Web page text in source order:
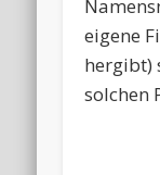
eigene
hergibt)
solchen